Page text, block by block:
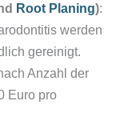
Root Planing):
werden
gereinigt.
Anzahl der
Euro pro